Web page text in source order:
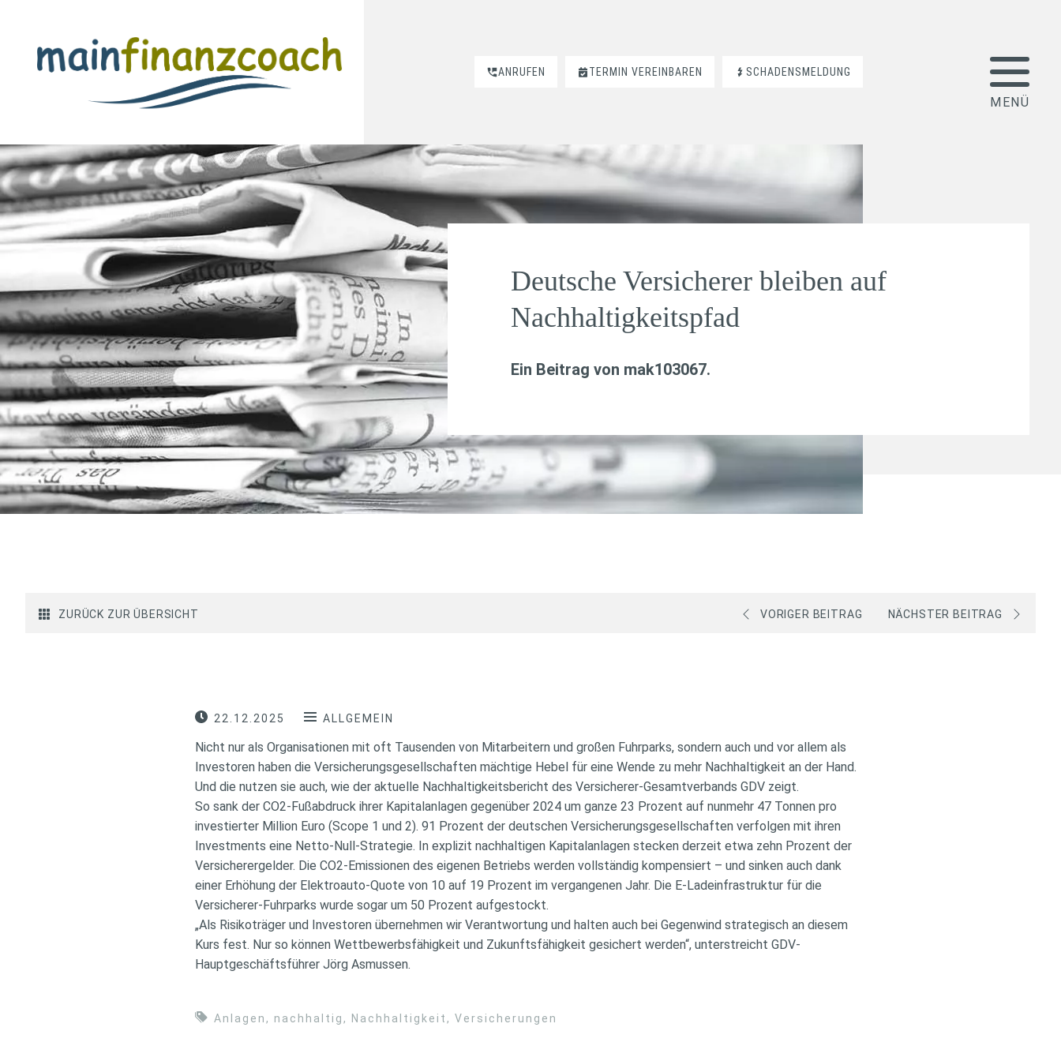
ANRUFEN TERMIN VEREINBAREN SCHADENSMELDUNG
Deutsche Versicherer bleiben auf
Nachhaltigkeitspfad
Ein Beitrag von mak103067.
ZURÜCK ZUR ÜBERSICHT VORIGER BEITRAG NÄCHSTER BEITRAG
22.12.2025 ALLGEMEIN
Nicht nur als Organisationen mit oft Tausenden von Mitarbeitern und großen Fuhrparks, sondern auch und vor allem als
Investoren haben die Versicherungsgesellschaften mächtige Hebel für eine Wende zu mehr Nachhaltigkeit an der Hand.
Und die nutzen sie auch, wie der aktuelle Nachhaltigkeitsbericht des Versicherer-Gesamtverbands GDV zeigt.
So sank der CO2-Fußabdruck ihrer Kapitalanlagen gegenüber 2024 um ganze 23 Prozent auf nunmehr 47 Tonnen pro
investierter Million Euro (Scope 1 und 2). 91 Prozent der deutschen Versicherungsgesellschaften verfolgen mit ihren
Investments eine Netto-Null-Strategie. In explizit nachhaltigen Kapitalanlagen stecken derzeit etwa zehn Prozent der
Versicherergelder. Die CO2-Emissionen des eigenen Betriebs werden vollständig kompensiert – und sinken auch dank
einer Erhöhung der Elektroauto-Quote von 10 auf 19 Prozent im vergangenen Jahr. Die E-Ladeinfrastruktur für die
Versicherer-Fuhrparks wurde sogar um 50 Prozent aufgestockt.
„Als Risikoträger und Investoren übernehmen wir Verantwortung und halten auch bei Gegenwind strategisch an diesem
Kurs fest. Nur so können Wettbewerbsfähigkeit und Zukunftsfähigkeit gesichert werden“, unterstreicht GDV-
Hauptgeschäftsführer Jörg Asmussen.
Anlagen , nachhaltig , Nachhaltigkeit , Versicherungen